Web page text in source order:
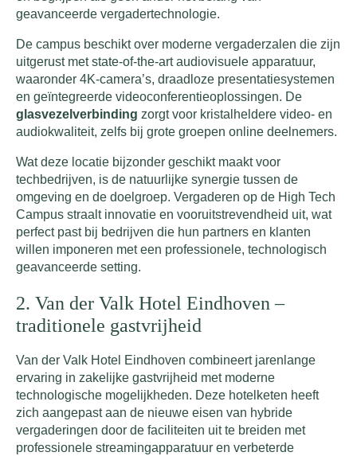
geavanceerde vergadertechnologie.
De campus beschikt over moderne vergaderzalen die zijn
uitgerust met state-of-the-art audiovisuele apparatuur,
waaronder 4K-camera’s, draadloze presentatiesystemen
en geïntegreerde videoconferentieoplossingen. De
glasvezelverbinding zorgt voor kristalheldere video- en
audiokwaliteit, zelfs bij grote groepen online deelnemers.
Wat deze locatie bijzonder geschikt maakt voor
techbedrijven, is de natuurlijke synergie tussen de
omgeving en de doelgroep. Vergaderen op de High Tech
Campus straalt innovatie en vooruitstrevendheid uit, wat
perfect past bij bedrijven die hun partners en klanten
willen imponeren met een professionele, technologisch
geavanceerde setting.
2. Van der Valk Hotel Eindhoven –
traditionele gastvrijheid
Van der Valk Hotel Eindhoven combineert jarenlange
ervaring in zakelijke gastvrijheid met moderne
technologische mogelijkheden. Deze hotelketen heeft
zich aangepast aan de nieuwe eisen van hybride
vergaderingen door de faciliteiten uit te breiden met
professionele streamingapparatuur en verbeterde